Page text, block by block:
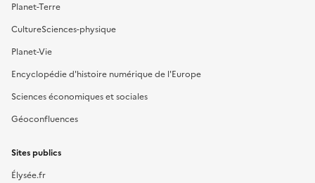
Planet-Terre
CultureSciences-physique
Planet-Vie
Encyclopédie d'histoire numérique de l'Europe
Sciences économiques et sociales
Géoconfluences
Sites publics
Élysée.fr